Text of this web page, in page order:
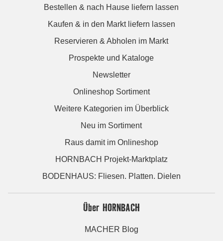
Bestellen & nach Hause liefern lassen
Kaufen & in den Markt liefern lassen
Reservieren & Abholen im Markt
Prospekte und Kataloge
Newsletter
Onlineshop Sortiment
Weitere Kategorien im Überblick
Neu im Sortiment
Raus damit im Onlineshop
HORNBACH Projekt-Marktplatz
BODENHAUS: Fliesen. Platten. Dielen
Über HORNBACH
MACHER Blog